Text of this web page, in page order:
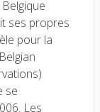
ses propres
pour la
se
Les